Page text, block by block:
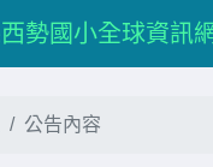
勢國小全球資訊網
公告內容